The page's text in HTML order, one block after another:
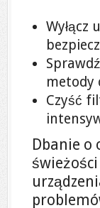
Wyłącz
metody
Czyść
Dbanie o